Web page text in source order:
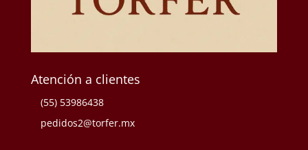
Atención a clientes
(55) 53986438
pedidos2@torfer.mx